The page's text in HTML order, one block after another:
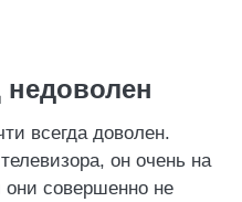
всегда доволен.
он очень на
они совершенно не